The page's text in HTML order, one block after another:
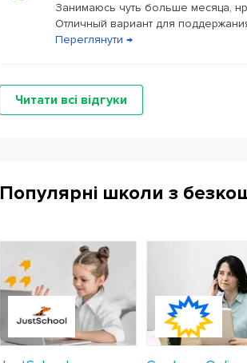
Занимаюсь чуть больше месяца,
Отличный вариант для
Переглянути →
Читати всі відгуки
Популярні школи з